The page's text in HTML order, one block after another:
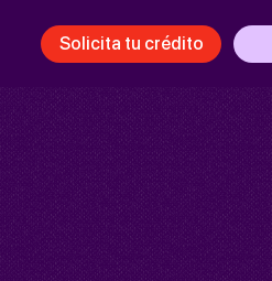
Solicita tu crédito